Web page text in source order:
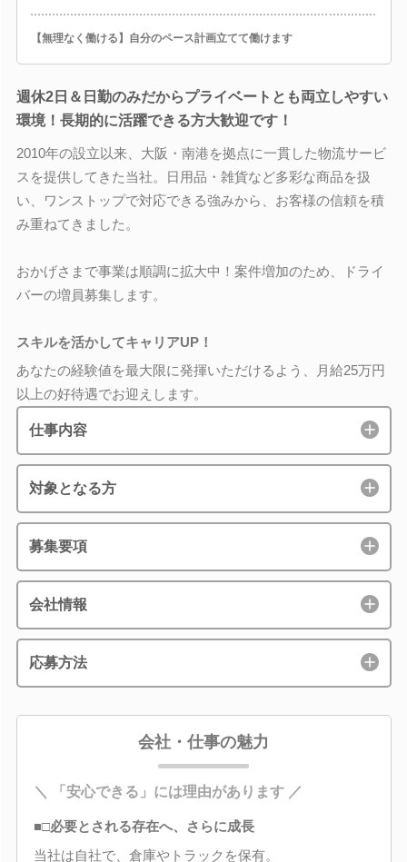
【無理なく働ける】自分のペース計画立てて働けます
週休2日＆日勤のみだからプライベートとも両立しやすい
環境！長期的に活躍できる方大歓迎です！
2010年の設立以来、大阪・南港を拠点に一貫した物流サービ
スを提供してきた当社。日用品・雑貨など多彩な商品を扱
い、ワンストップで対応できる強みから、お客様の信頼を積
み重ねてきました。
おかげさまで事業は順調に拡大中！案件増加のため、ドライ
バーの増員募集します。
スキルを活かしてキャリアUP！
あなたの経験値を最大限に発揮いただけるよう、月給25万円
以上の好待遇でお迎えします。
仕事内容
対象となる方
募集要項
会社情報
応募方法
会社・仕事の魅力
＼ 「安心できる」には理由があります ／
■□必要とされる存在へ、さらに成長
当社は自社で、倉庫やトラックを保有。